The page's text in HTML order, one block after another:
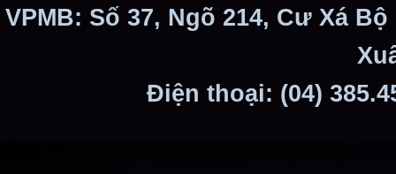
VPMB: Số 37, Ngõ 214, Cư Xá
Điện thoại: (04)